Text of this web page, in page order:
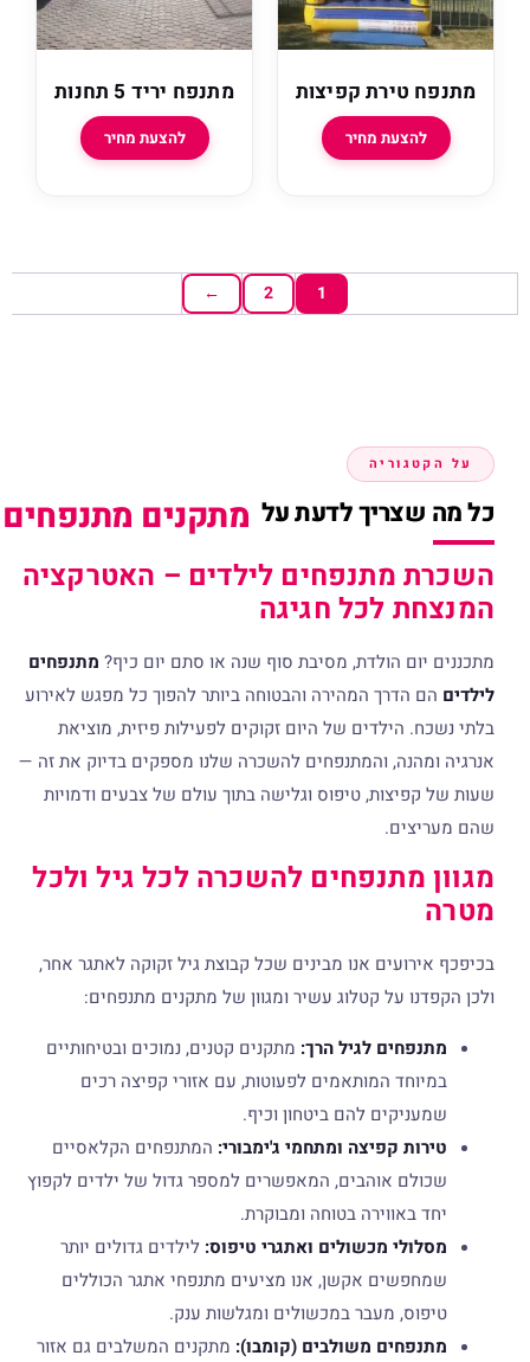
טירת קפיצות
להצעת מחיר
מתנפח יריד 5 תחנות
להצעת מחיר
←
לדעת על מתקנים מתנפחים לילדים
מתנפחים לילדים – האטרקציה
לכל חגיגה
הולדת, מסיבת סוף שנה או סתם יום כיף?מתנפחים
הדרך המהירה והבטוחה ביותר להפוך כל מפגש לאירוע
הילדים של היום זקוקים לפעילות פיזית, מוציאת
והמתנפחים להשכרה שלנו מספקים בדיוק את זה —
טיפוס וגלישה בתוך עולם של צבעים ודמויות
מתנפחים להשכרה לכל גיל ולכל
אנו מבינים שכל קבוצת גיל זקוקה לאתגר אחר,
על קטלוג עשיר ומגוון של מתקנים מתנפחים:
לגיל הרך:מתקנים קטנים, נמוכים ובטיחותיים
המותאמים לפעוטות, עם אזורי קפיצה רכים
להם ביטחון וכיף.
קפיצה ומתחמי ג'ימבורי:המתנפחים הקלאסיים
אוהבים, המאפשרים למספר גדול של ילדים לקפוץ
באווירה בטוחה ומבוקרת.
מכשולים ואתגרי טיפוס:לילדים גדולים יותר
אקשן, אנו מציעים מתנפחי אתגר הכוללים
מעבר במכשולים ומגלשות ענק.
משולבים (קומבו):מתקנים המשלבים גם אזור